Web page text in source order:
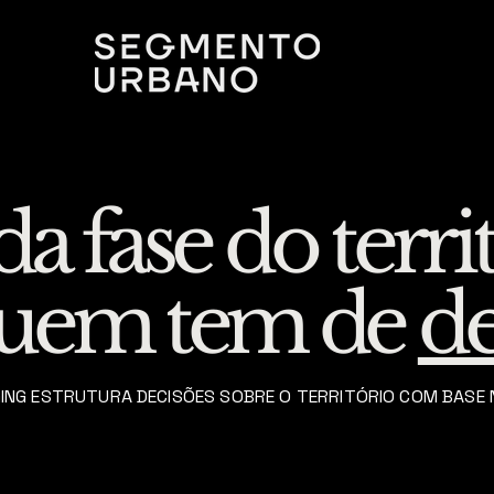
fase do
tem de
ESTRUTURA DECISÕES SOBRE O TERRITÓRIO COM